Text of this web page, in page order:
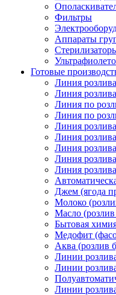
Фильтры
Аппараты
Готовые
Линия
Линия
Линия по
Линия по
Линия
Линия
Линия
Линия
Линия
Джем (ягода
Молоко
Масло
Бытовая
Медофит
Аква (розлив
Линии
Линии
Линии